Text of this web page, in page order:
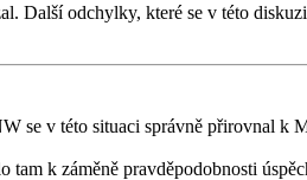
Další odchylky, které se v této
se v této situaci správně přirovnal k
k záměně pravděpodobnosti